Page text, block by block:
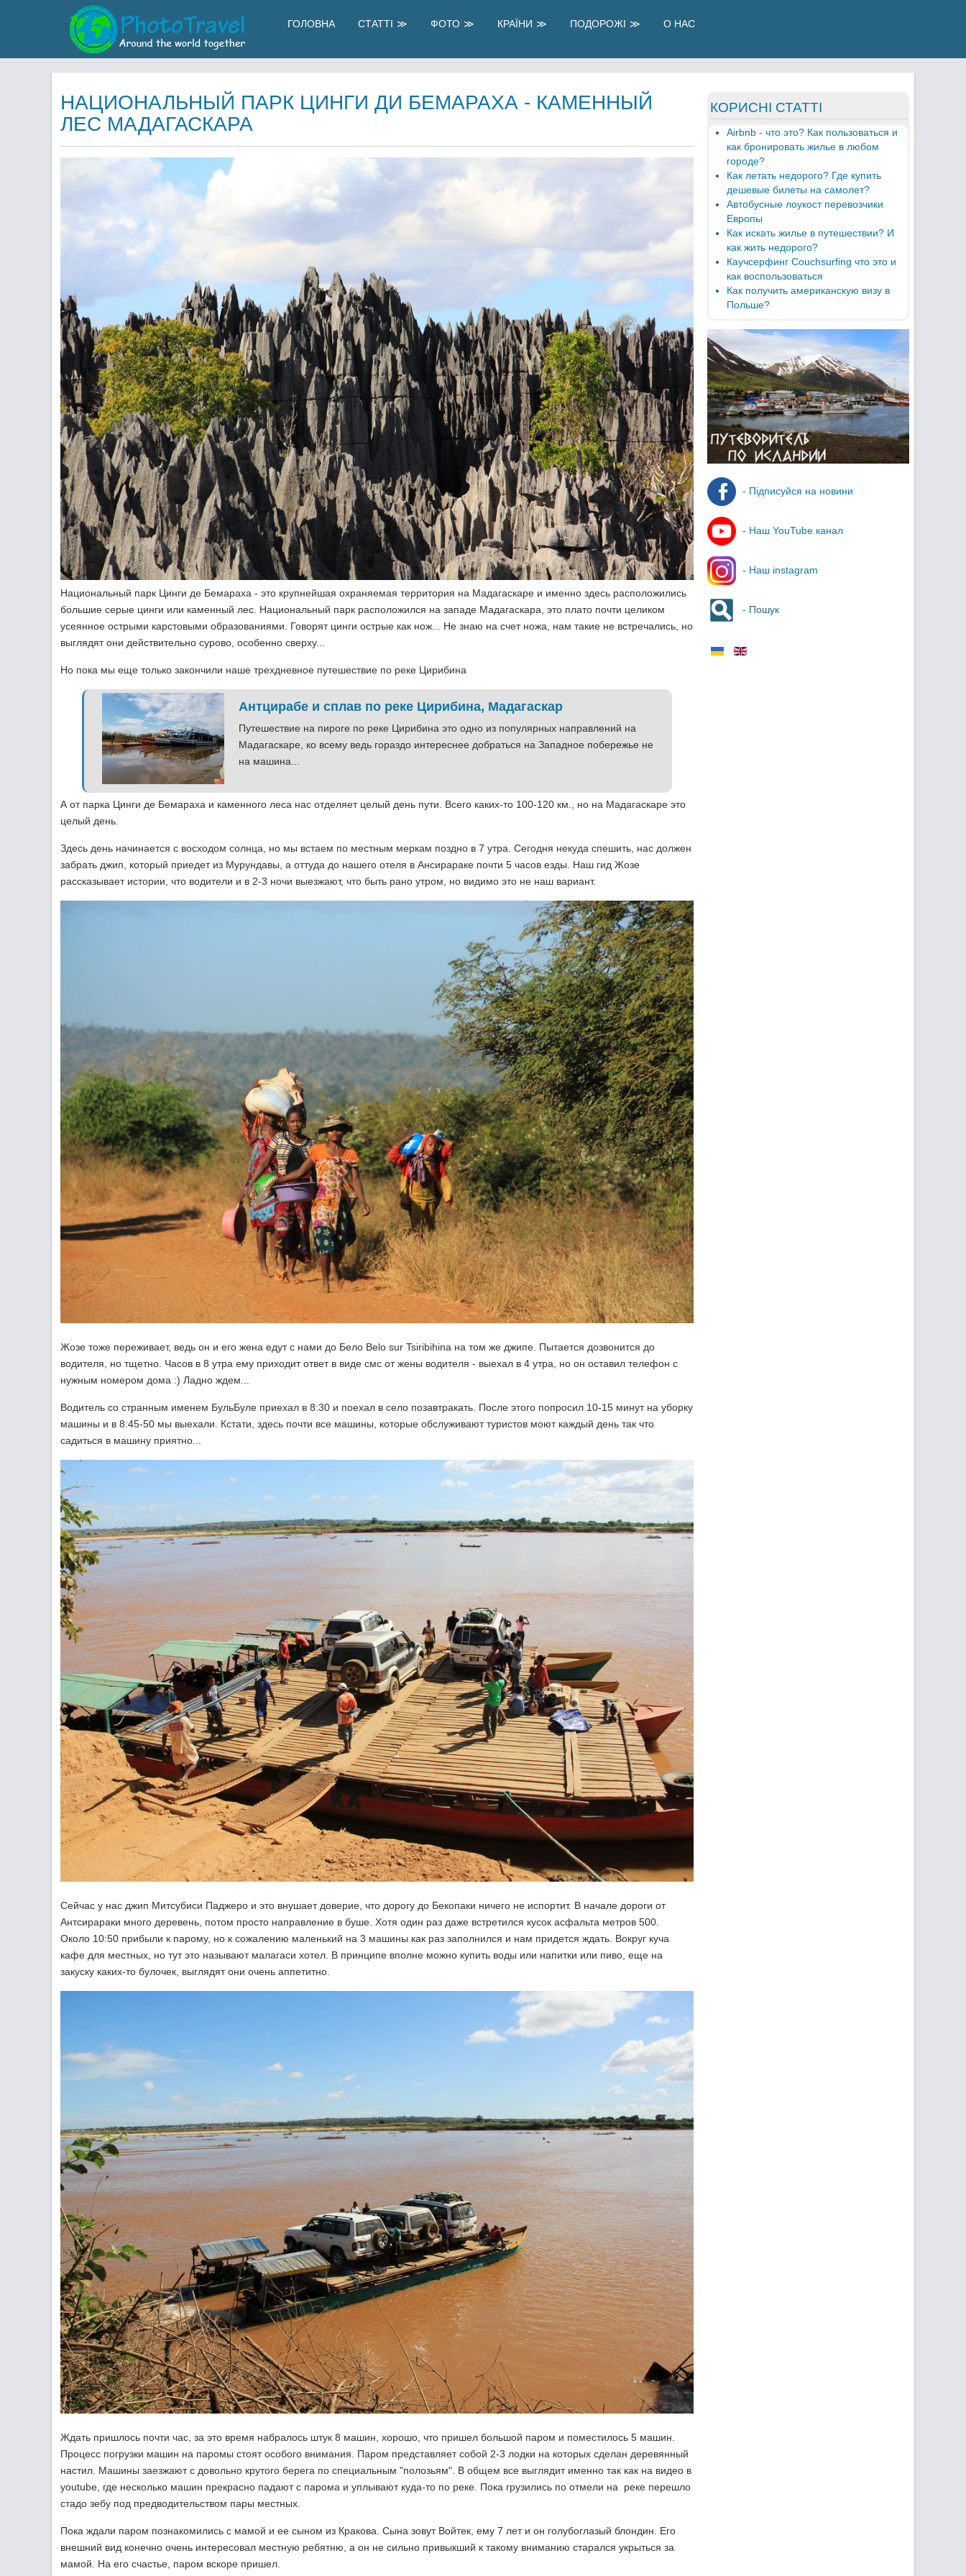
ГОЛОВНА СТАТТІ ФОТО КРАЇНИ ПОДОРОЖІ О НАС
НАЦИОНАЛЬНЫЙ ПАРК ЦИНГИ ДИ БЕМАРАХА - КАМЕННЫЙ
ЛЕС МАДАГАСКАРА
Национальный парк Цинги де Бемараха - это крупнейшая охраняемая территория на Мадагаскаре и именно здесь расположились
большие серые цинги или каменный лес. Национальный парк расположился на западе Мадагаскара, это плато почти целиком
усеянное острыми карстовыми образованиями. Говорят цинги острые как нож... Не знаю на счет ножа, нам такие не встречались, но
выглядят они действительно сурово, особенно сверху...
Но пока мы еще только закончили наше трехдневное путешествие по реке Цирибина
Антцирабе и сплав по реке Цирибина, Мадагаскар
Путешествие на пироге по реке Цирибина это одно из популярных направлений на
Мадагаскаре, ко всему ведь гораздо интереснее добраться на Западное побережье не
на машина...
А от парка Цинги де Бемараха и каменного леса нас отделяет целый день пути. Всего каких-то 100-120 км., но на Мадагаскаре это
целый день.
Здесь день начинается с восходом солнца, но мы встаем по местным меркам поздно в 7 утра. Сегодня некуда спешить, нас должен
забрать джип, который приедет из Мурундавы, а оттуда до нашего отеля в Ансирараке почти 5 часов езды. Наш гид Жозе
рассказывает истории, что водители и в 2-3 ночи выезжают, что быть рано утром, но видимо это не наш вариант.
Жозе тоже переживает, ведь он и его жена едут с нами до Бело Belo sur Tsiribihina на том же джипе. Пытается дозвонится до
водителя, но тщетно. Часов в 8 утра ему приходит ответ в виде смс от жены водителя - выехал в 4 утра, но он оставил телефон с
нужным номером дома :) Ладно ждем...
Водитель со странным именем БульБуле приехал в 8:30 и поехал в село позавтракать. После этого попросил 10-15 минут на уборку
машины и в 8:45-50 мы выехали. Кстати, здесь почти все машины, которые обслуживают туристов моют каждый день так что
садиться в машину приятно...
Сейчас у нас джип Митсубиси Паджеро и это внушает доверие, что дорогу до Бекопаки ничего не испортит. В начале дороги от
Антсирараки много деревень, потом просто направление в буше. Хотя один раз даже встретился кусок асфальта метров 500.
Около 10:50 прибыли к парому, но к сожалению маленький на 3 машины как раз заполнился и нам придется ждать. Вокруг куча
кафе для местных, но тут это называют малагаси хотел. В принципе вполне можно купить воды или напитки или пиво, еще на
закуску каких-то булочек, выглядят они очень аппетитно.
Ждать пришлось почти час, за это время набралось штук 8 машин, хорошо, что пришел большой паром и поместилось 5 машин.
Процесс погрузки машин на паромы стоят особого внимания. Паром представляет собой 2-3 лодки на которых сделан деревянный
настил. Машины заезжают с довольно крутого берега по специальным "полозьям". В общем все выглядит именно так как на видео в
youtube, где несколько машин прекрасно падают с парома и уплывают куда-то по реке. Пока грузились по отмели на реке перешло
стадо зебу под предводительством пары местных.
Пока ждали паром познакомились с мамой и ее сыном из Кракова. Сына зовут Войтек, ему 7 лет и он голубоглазый блондин. Его
внешний вид конечно очень интересовал местную ребятню, а он не сильно привыкший к такому вниманию старался укрыться за
мамой. На его счастье, паром вскоре пришел.
КОРИСНІ СТАТТІ
Airbnb - что это? Как пользоваться и
как бронировать жилье в любом
городе?
Как летать недорого? Где купить
дешевые билеты на самолет?
Автобусные лоукост перевозчики
Европы
Как искать жилье в путешествии? И
как жить недорого?
Каучсерфинг Couchsurfing что это и
как воспользоваться
Как получить американскую визу в
Польше?
- Підписуйся на новини
- Наш YouTube канал
- Наш instagram
- Пошук